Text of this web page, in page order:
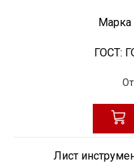
Марка
ГОСТ:
От
Лист